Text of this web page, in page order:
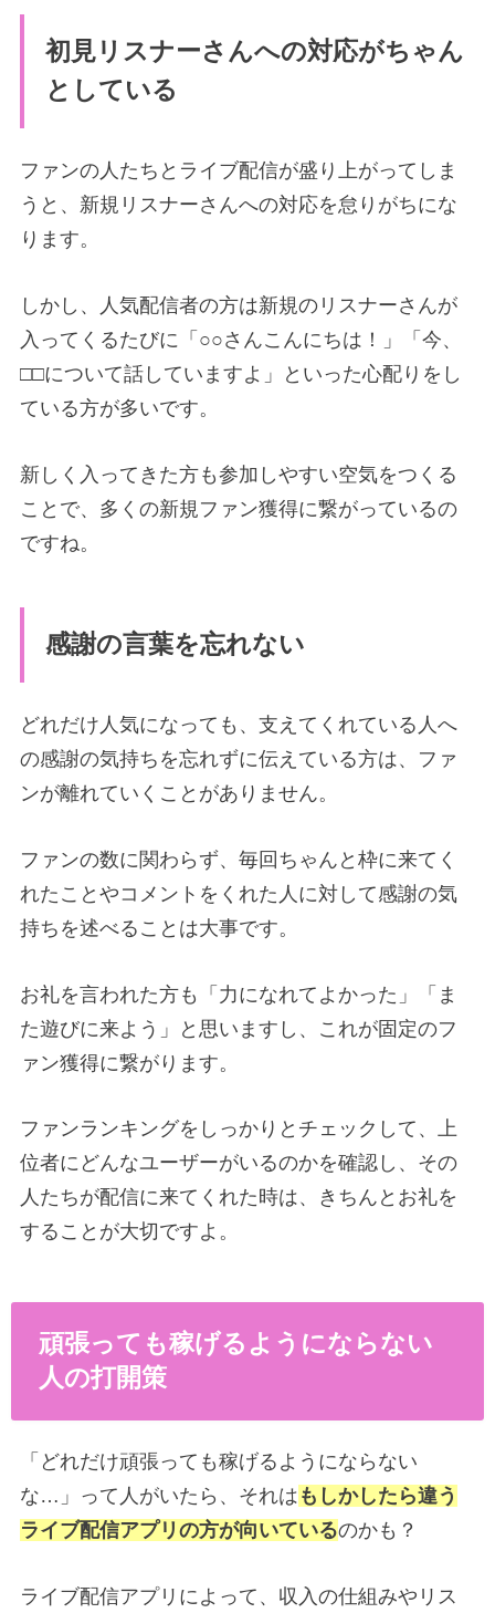
初見リスナーさんへの対応がちゃん
としている
ファンの人たちとライブ配信が盛り上がってしま
うと、新規リスナーさんへの対応を怠りがちにな
ります。
しかし、人気配信者の方は新規のリスナーさんが
入ってくるたびに「○○さんこんにちは！」「今、
□□について話していますよ」といった心配りをし
ている方が多いです。
新しく入ってきた方も参加しやすい空気をつくる
ことで、多くの新規ファン獲得に繋がっているの
ですね。
感謝の言葉を忘れない
どれだけ人気になっても、支えてくれている人へ
の感謝の気持ちを忘れずに伝えている方は、ファ
ンが離れていくことがありません。
ファンの数に関わらず、毎回ちゃんと枠に来てく
れたことやコメントをくれた人に対して感謝の気
持ちを述べることは大事です。
お礼を言われた方も「力になれてよかった」「ま
た遊びに来よう」と思いますし、これが固定のフ
ァン獲得に繋がります。
ファンランキングをしっかりとチェックして、上
位者にどんなユーザーがいるのかを確認し、その
人たちが配信に来てくれた時は、きちんとお礼を
することが大切ですよ。
頑張っても稼げるようにならない
人の打開策
「どれだけ頑張っても稼げるようにならない
な…」って人がいたら、それは もしかしたら違う
ライブ配信アプリの方が向いているのかも？
ライブ配信アプリによって、収入の仕組みやリス